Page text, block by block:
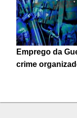
Emprego da
crime